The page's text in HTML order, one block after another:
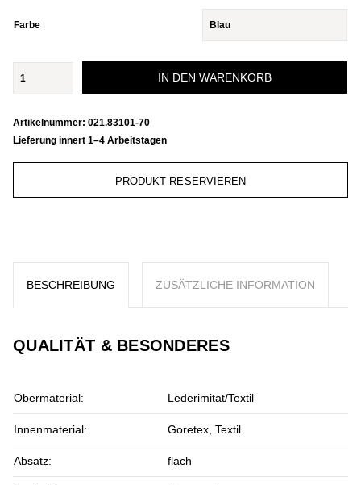
Farbe
Herbstboots
Menge
IN DEN WARENKORB
Artikelnummer: 021.83101-70
Lieferung innert 1–4 Arbeitstagen
PRODUKT RESERVIEREN
BESCHREIBUNG ZUSÄTZLICHE INFORMATION
QUALITÄT & BESONDERES
Obermaterial: Lederimitat/Textil
Innenmaterial: Goretex, Textil
Absatz: flach